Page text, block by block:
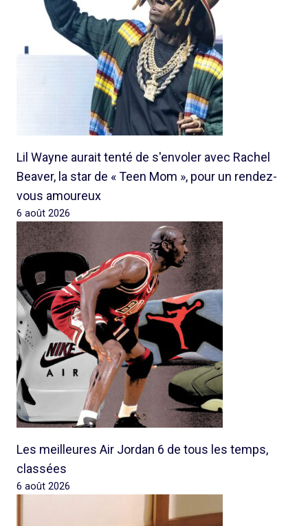
Lil Wayne aurait tenté de s'envoler avec Rachel
Beaver, la star de « Teen Mom », pour un rendez-
vous amoureux
6 août 2026
Les meilleures Air Jordan 6 de tous les temps,
classées
6 août 2026